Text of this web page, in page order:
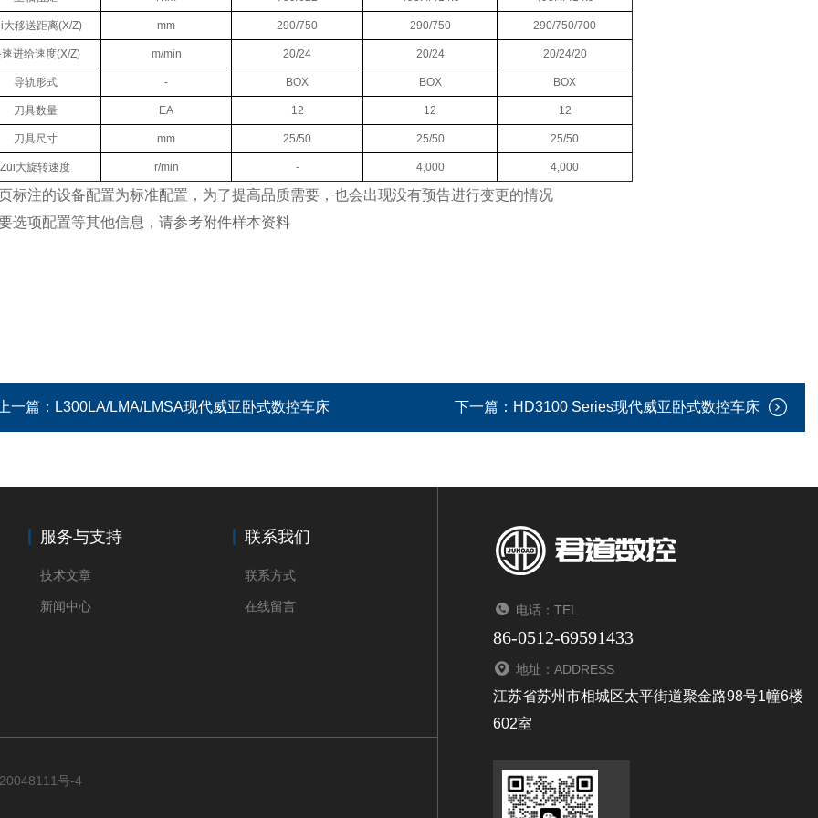
大移送距离(X/Z) mm 290/750 290/750 290/750/700
进给速度(X/Z) m/min 20/24 20/24 20/24/20
导轨形式 - BOX BOX BOX
刀具数量 EA 12 12 12
刀具尺寸 mm 25/50 25/50 25/50
Zui大旋转速度 r/min - 4,000 4,000
标注的设备配置为标准配置，为了提高品质需要，也会出现没有预告进行变更的情况
选项配置等其他信息，请参考附件样本资料
上一篇： L300LA/LMA/LMSA现代威亚卧式数控车床 下一篇： HD3100 Series现代威亚卧式数控车床
服务与支持
技术文章
新闻中心
联系我们
联系方式
在线留言
号-4
电话：TEL
86-0512-69591433
地址：ADDRESS
江苏省苏州市相城区太平街道聚金路98号1幢6楼
602室